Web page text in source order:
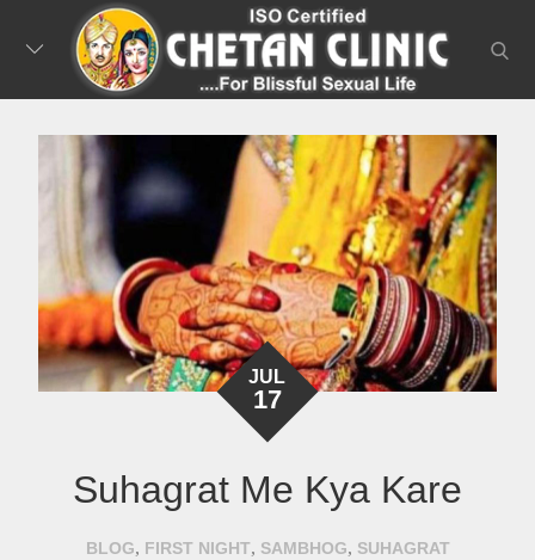
JUL
17
Suhagrat Me Kya Kare
BLOG, FIRST NIGHT, SAMBHOG, SUHAGRAT